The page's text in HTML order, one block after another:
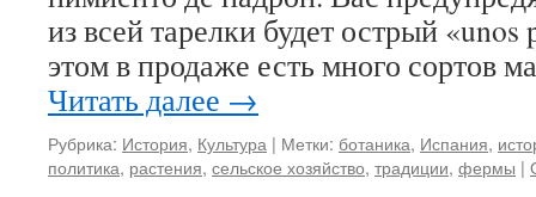
из всей тарелки будет острый
этом в продаже есть много сортов
Читать далее →
Рубрика: История, Культура | Метки: ботаника, Испания,
политика, растения, сельское хозяйство, традиции, фермы |